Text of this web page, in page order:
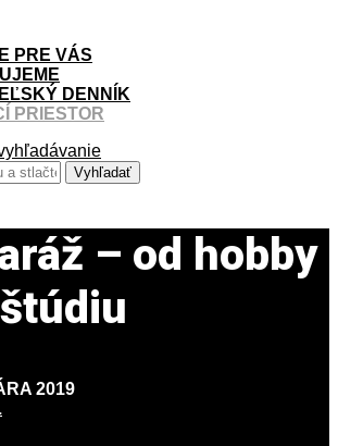
PRE VÁS
DENNÍK
PRIESTOR
– od hobby
2019